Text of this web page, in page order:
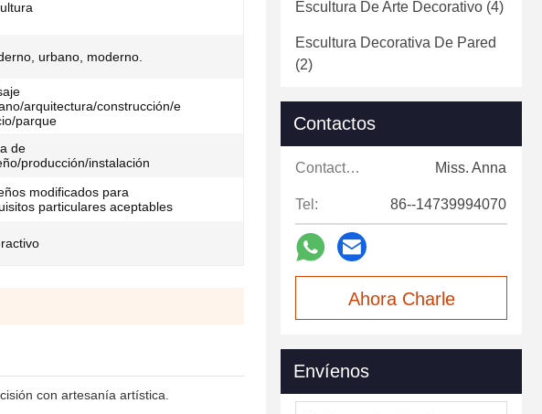
urbano, moderno.
arquitectura/construcción/e
parque
de
producción/instalación
modificados para
particulares aceptables
con artesanía artística.
Escultura De Arte Decorativo (4)
Escultura Decorativa De Pared
(2)
Contactos
Contactos: Miss. Anna
Tel: 86--14739994070
Ahora Charle
Envíenos